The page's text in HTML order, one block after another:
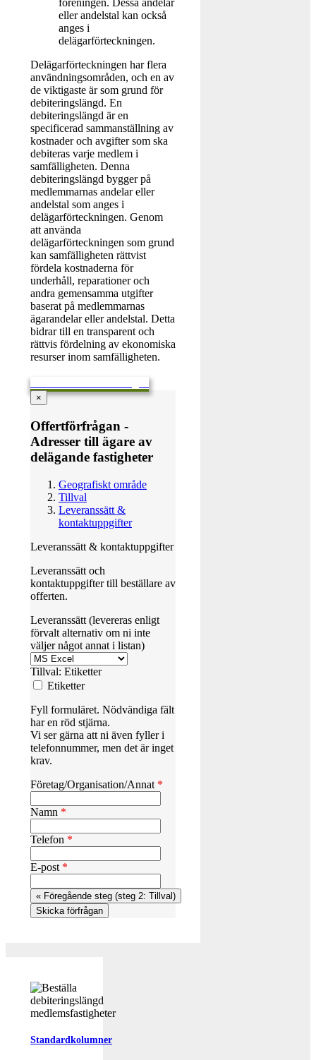
föreningen. Dessa andelar
eller andelstal kan också
anges i
delägarförteckningen.
Delägarförteckningen har flera
användningsområden, och en av
de viktigaste är som grund för
debiteringslängd. En
debiteringslängd är en
specificerad sammanställning av
kostnader och avgifter som ska
debiteras varje medlem i
samfälligheten. Denna
debiteringslängd bygger på
medlemmarnas andelar eller
andelstal som anges i
delägarförteckningen. Genom
att använda
delägarförteckningen som grund
kan samfälligheten rättvist
fördela kostnaderna för
underhåll, reparationer och
andra gemensamma utgifter
baserat på medlemmarnas
ägarandelar eller andelstal. Detta
bidrar till en transparent och
rättvis fördelning av ekonomiska
resurser inom samfälligheten.
×
Offertförfrågan -
Adresser till ägare av
delägande fastigheter
Geografiskt område
Tillval
Leveranssätt &
kontaktuppgifter
Leveranssätt & kontaktuppgifter
Leveranssätt och
kontaktuppgifter till beställare av
offerten.
Leveranssätt (levereras enligt
förvalt alternativ om ni inte
väljer något annat i listan)
Tillval: Etiketter
Etiketter
Fyll formuläret. Nödvändiga fält
har en röd stjärna.
Vi ser gärna att ni även fyller i
telefonnummer, men det är inget
krav.
Företag/Organisation/Annat *
Namn *
Telefon *
E-post *
Standardkolumner